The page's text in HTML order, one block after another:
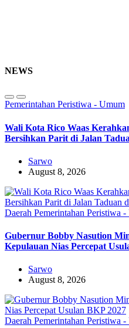
NEWS
Pemerintahan Peristiwa - Umum
Wali Kota Rico Waas
Bersihkan Parit di Jalan
Sarwo
August 8, 2026
Daerah Pemerintahan Peristiwa -
Gubernur Bobby Nasution
Kepulauan Nias Percepat
Sarwo
August 8, 2026
Daerah Pemerintahan Peristiwa -